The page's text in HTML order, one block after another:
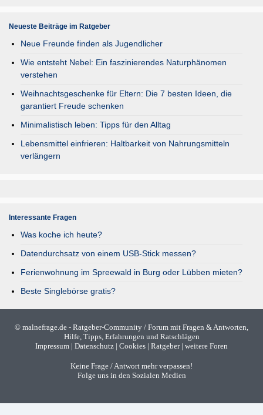
Neueste Beiträge im Ratgeber
Neue Freunde finden als Jugendlicher
Wie entsteht Nebel: Ein faszinierendes Naturphänomen
verstehen
Weihnachtsgeschenke für Eltern: Die 7 besten Ideen, die
garantiert Freude schenken
Minimalistisch leben: Tipps für den Alltag
Lebensmittel einfrieren: Haltbarkeit von Nahrungsmitteln
verlängern
Interessante Fragen
Was koche ich heute?
Datendurchsatz von einem USB-Stick messen?
Ferienwohnung im Spreewald in Burg oder Lübben mieten?
Beste Singlebörse gratis?
© malnefrage.de - Ratgeber-Community / Forum mit Fragen & Antworten,
Hilfe, Tipps, Erfahrungen und Ratschlägen
Impressum | Datenschutz | Cookies | Ratgeber| weitere Foren
Keine Frage / Antwort mehr verpassen!
Folge uns in den Sozialen Medien